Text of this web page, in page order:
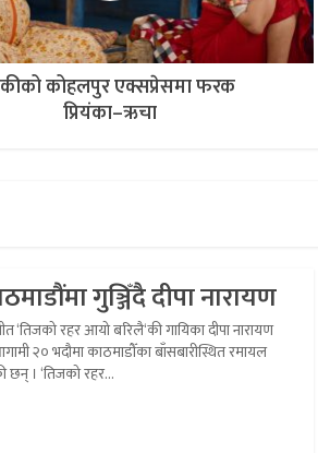
कोहलपुर एक्सप्रेसमा फरक
प्रियंका–ऋचा
गुञ्जिँदै दीपा नारायण
‘तिजको रहर आयो बरिलै‘की गायिका दीपा नारायण
२० भदौमा काठमाडौँका बाँसबारीस्थित रमायल
छन् । ‘तिजको रहर...